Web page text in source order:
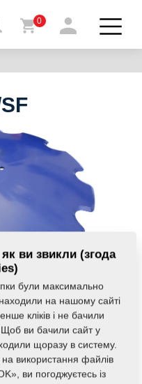
0
ви звикли (згода
були максимально
на нашому сайті
кліків і не бачили
ви бачили сайт у
щоразу в систему.
використання файлів
ви погоджуєтесь із